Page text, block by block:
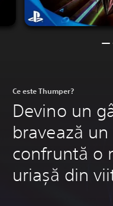
Ce este Thumper?
Devino un
bravează
confruntă o
uriașă din